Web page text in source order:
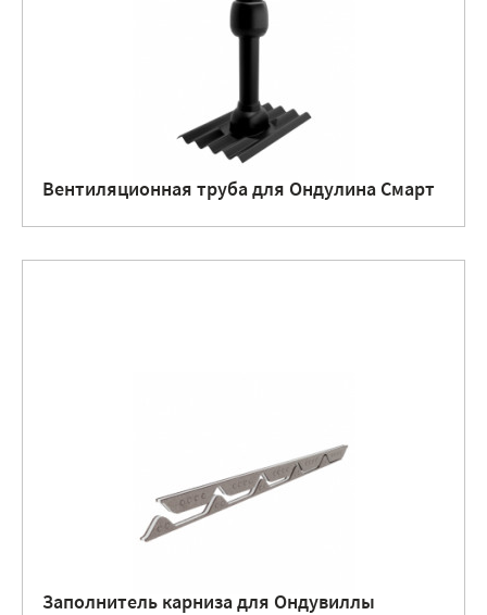
Вентиляционная труба для Ондулина Смарт
Заполнитель карниза для Ондувиллы